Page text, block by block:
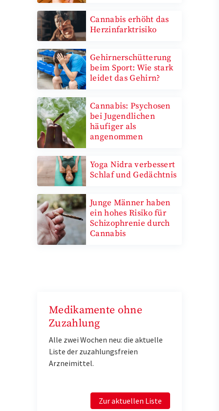
Cannabis erhöht das
Herzinfarktrisiko
Gehirnerschütterung
beim Sport: Wie stark
leidet das Gehirn?
Cannabis: Psychosen
bei Jugendlichen
häufiger als
angenommen
Yoga Nidra verbessert
Schlaf und Gedächtnis
Junge Männer haben
ein hohes Risiko für
Schizophrenie durch
Cannabis
Medikamente ohne
Zuzahlung
Alle zwei Wochen neu: die aktuelle
Liste der zuzahlungsfreien
Arzneimittel.
Zur aktuellen Liste